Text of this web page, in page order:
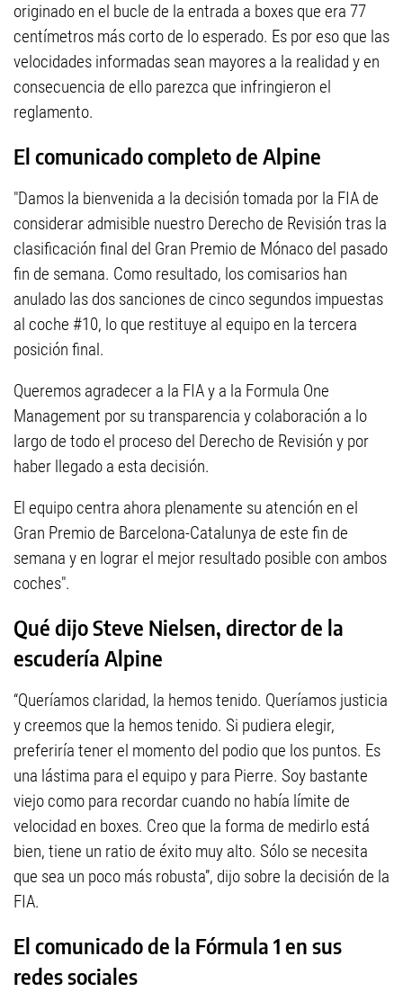
originado en el bucle de la entrada a boxes que era 77
centímetros más corto de lo esperado. Es por eso que las
velocidades informadas sean mayores a la realidad y en
consecuencia de ello parezca que infringieron el
reglamento.
El comunicado completo de Alpine
"Damos la bienvenida a la decisión tomada por la FIA de
considerar admisible nuestro Derecho de Revisión tras la
clasificación final del Gran Premio de Mónaco del pasado
fin de semana. Como resultado, los comisarios han
anulado las dos sanciones de cinco segundos impuestas
al coche #10, lo que restituye al equipo en la tercera
posición final.
Queremos agradecer a la FIA y a la Formula One
Management por su transparencia y colaboración a lo
largo de todo el proceso del Derecho de Revisión y por
haber llegado a esta decisión.
El equipo centra ahora plenamente su atención en el
Gran Premio de Barcelona-Catalunya de este fin de
semana y en lograr el mejor resultado posible con ambos
coches".
Qué dijo Steve Nielsen, director de la
escudería Alpine
“Queríamos claridad, la hemos tenido. Queríamos justicia
y creemos que la hemos tenido. Si pudiera elegir,
preferiría tener el momento del podio que los puntos. Es
una lástima para el equipo y para Pierre. Soy bastante
viejo como para recordar cuando no había límite de
velocidad en boxes. Creo que la forma de medirlo está
bien, tiene un ratio de éxito muy alto. Sólo se necesita
que sea un poco más robusta”, dijo sobre la decisión de la
FIA.
El comunicado de la Fórmula 1 en sus
redes sociales